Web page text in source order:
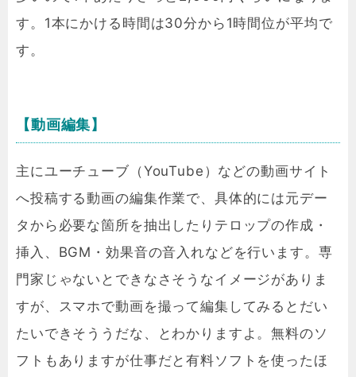
す。1本にかける時間は30分から1時間位が平均で
す。
【動画編集】
主にユーチューブ（YouTube）などの動画サイト
へ投稿する動画の編集作業で、具体的には元デー
タから必要な箇所を抽出したりテロップの作成・
挿入、BGM・効果音の音入れなどを行います。専
門家じゃないとできなさそうなイメージがありま
すが、スマホで動画を撮って編集してみるとだい
たいできそううだな、とわかりますよ。無料のソ
フトもありますが仕事だと有料ソフトを使ったほ